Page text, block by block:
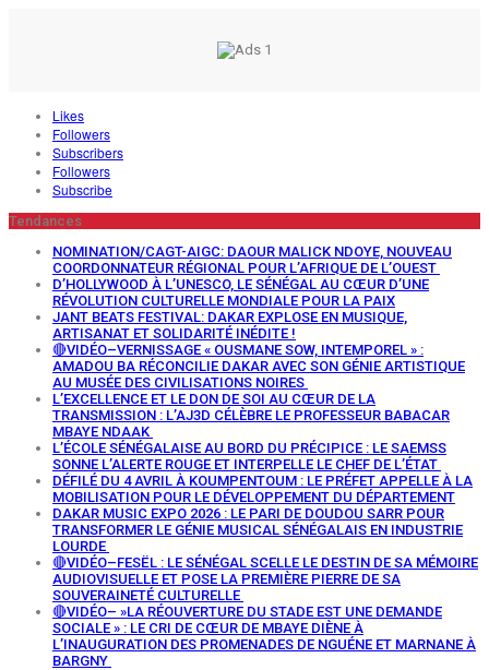
Likes
Followers
Subscribers
Followers
Subscribe
Tendances
NOMINATION/CAGT-AIGC: DAOUR MALICK NDOYE, NOUVEAU
COORDONNATEUR RÉGIONAL POUR L’AFRIQUE DE L’OUEST
D’HOLLYWOOD À L’UNESCO, LE SÉNÉGAL AU CŒUR D’UNE
RÉVOLUTION CULTURELLE MONDIALE POUR LA PAIX
JANT BEATS FESTIVAL: DAKAR EXPLOSE EN MUSIQUE,
ARTISANAT ET SOLIDARITÉ INÉDITE !
🔴VIDÉO–VERNISSAGE « OUSMANE SOW, INTEMPOREL » :
AMADOU BA RÉCONCILIE DAKAR AVEC SON GÉNIE ARTISTIQUE
AU MUSÉE DES CIVILISATIONS NOIRES
L’EXCELLENCE ET LE DON DE SOI AU CŒUR DE LA
TRANSMISSION : L’AJ3D CÉLÈBRE LE PROFESSEUR BABACAR
MBAYE NDAAK
L’ÉCOLE SÉNÉGALAISE AU BORD DU PRÉCIPICE : LE SAEMSS
SONNE L’ALERTE ROUGE ET INTERPELLE LE CHEF DE L’ÉTAT
DÉFILÉ DU 4 AVRIL À KOUMPENTOUM : LE PRÉFET APPELLE À LA
MOBILISATION POUR LE DÉVELOPPEMENT DU DÉPARTEMENT
DAKAR MUSIC EXPO 2026 : LE PARI DE DOUDOU SARR POUR
TRANSFORMER LE GÉNIE MUSICAL SÉNÉGALAIS EN INDUSTRIE
LOURDE
🔴VIDÉO–FESËL : LE SÉNÉGAL SCELLE LE DESTIN DE SA MÉMOIRE
AUDIOVISUELLE ET POSE LA PREMIÈRE PIERRE DE SA
SOUVERAINETÉ CULTURELLE
🔴VIDÉO– »LA RÉOUVERTURE DU STADE EST UNE DEMANDE
SOCIALE » : LE CRI DE CŒUR DE MBAYE DIÈNE À
L’INAUGURATION DES PROMENADES DE NGUÉNE ET MARNANE À
BARGNY